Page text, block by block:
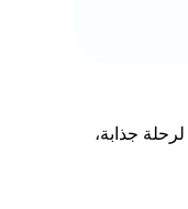
جذابة،